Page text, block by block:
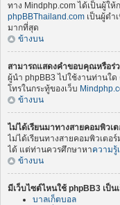
ทาง Mindphp.com ได้เป็นผู้ให้
phpBBThailand.com เป็นผู้ดำ
มากที่สุด
ข้างบน
สามารถแสดงคำขอบคุณหรือร่
ผู้นำ phpBB3 ไปใช้งานท่านใ
โทรในกระทู้ของเว็บ
ข้างบน
ไม่ได้เรียนมาทางสายคอมพิวเ
ไม่ได้เรียนทางสายคอมพิวเตอ
ได้ แต่ท่านควรศึกษาหาความรู้
ข้างบน
มีเว็บไซต์ไหนใช้ phpBB3 เป็น
บาลเก็ตบอล